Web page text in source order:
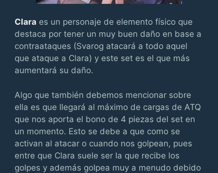
Clara es un personaje de elemento físico que
destaca por tener un muy buen daño en base a
contraataques (Svarog atacará a todo aquel
que ataque a Clara) y este set es el que más
aumentará su daño.
Algo que también debemos mencionar sobre
ella es que llegará al máximo de cargas de ATQ
que nos aporta el bono de 4 piezas del set en
un momento. Esto se debe a que como se
activan al atacar o cuando nos golpean, pues
entre que Clara suele ser la que recibe los
golpes y además golpea muy a menudo debido